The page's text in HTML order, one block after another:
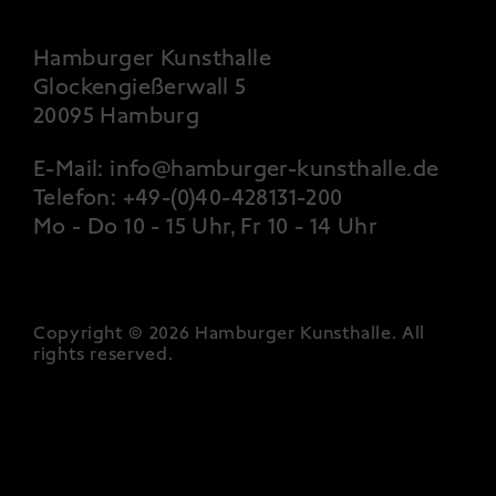
Hamburger Kunsthalle
Glockengießerwall 5
20095 Hamburg
E-Mail: info@hamburger-kunsthalle.de
Telefon: +49-(0)40-428131-200
Mo - Do 10 - 15 Uhr, Fr 10 - 14 Uhr
Copyright © 2026 Hamburger Kunsthalle. All
rights reserved.